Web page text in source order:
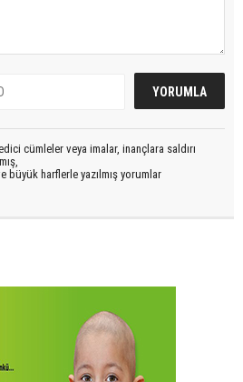
cümleler veya imalar, inançlara saldırı
büyük harflerle yazılmış yorumlar